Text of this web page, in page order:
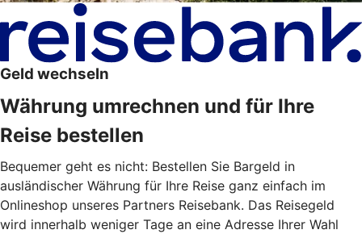
Geld wechseln
Währung umrechnen und für Ihre
Reise bestellen
Bequemer geht es nicht: Bestellen Sie Bargeld in
ausländischer Währung für Ihre Reise ganz einfach im
Onlineshop unseres Partners Reisebank. Das Reisegeld
wird innerhalb weniger Tage an eine Adresse Ihrer Wahl